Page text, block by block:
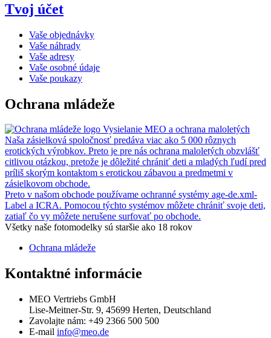
Tvoj účet
Vaše objednávky
Vaše náhrady
Vaše adresy
Vaše osobné údaje
Vaše poukazy
Ochrana mládeže
Vysielanie MEO a ochrana maloletých
Naša zásielková spoločnosť predáva viac ako 5 000 rôznych
erotických výrobkov. Preto je pre nás ochrana maloletých obzvlášť
citlivou otázkou, pretože je dôležité chrániť deti a mladých ľudí pred
príliš skorým kontaktom s erotickou zábavou a predmetmi v
zásielkovom obchode.
Preto v našom obchode používame ochranné systémy age-de.xml-
Label a ICRA. Pomocou týchto systémov môžete chrániť svoje deti,
zatiaľ čo vy môžete nerušene surfovať po obchode.
Všetky naše fotomodelky sú staršie ako 18 rokov
Ochrana mládeže
Kontaktné informácie
MEO Vertriebs GmbH
Lise-Meitner-Str. 9, 45699 Herten, Deutschland
Zavolajte nám: +49 2366 500 500
E-mail info@meo.de